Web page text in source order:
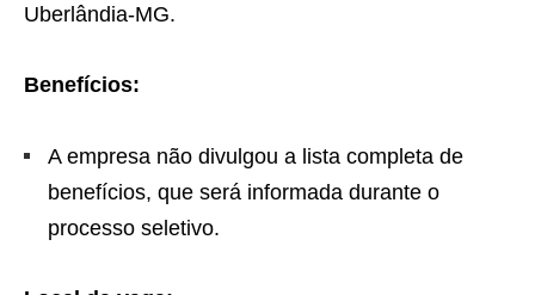
Uberlândia-MG.
Benefícios:
A empresa não divulgou a lista completa de
benefícios, que será informada durante o
processo seletivo.